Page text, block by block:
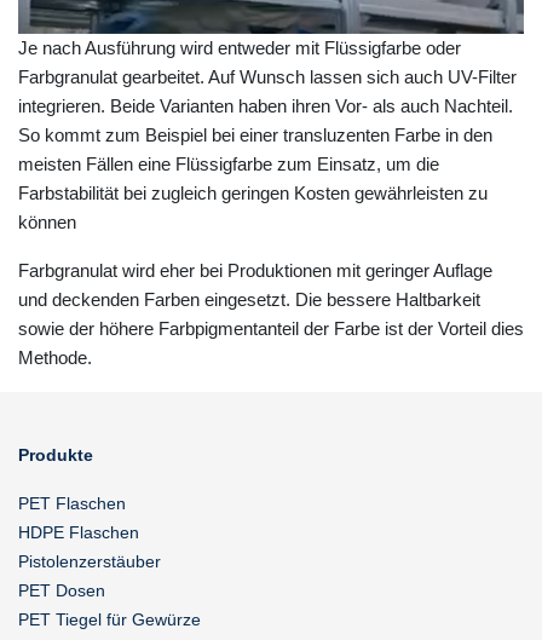
Je nach Ausführung wird entweder mit Flüssigfarbe oder
Farbgranulat gearbeitet. Auf Wunsch lassen sich auch UV-Filter
integrieren. Beide Varianten haben ihren Vor- als auch Nachteil.
So kommt zum Beispiel bei einer transluzenten Farbe in den
meisten Fällen eine Flüssigfarbe zum Einsatz, um die
Farbstabilität bei zugleich geringen Kosten gewährleisten zu
können
Farbgranulat wird eher bei Produktionen mit geringer Auflage
und deckenden Farben eingesetzt. Die bessere Haltbarkeit
sowie der höhere Farbpigmentanteil der Farbe ist der Vorteil dies
Methode.
Produkte
PET Flaschen
HDPE Flaschen
Pistolenzerstäuber
PET Dosen
PET Tiegel für Gewürze